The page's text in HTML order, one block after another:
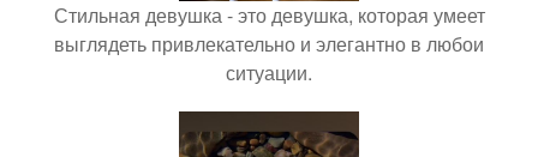
Стильная девушка - это девушка, которая умеет
выглядеть привлекательно и элегантно в любои
ситуации.